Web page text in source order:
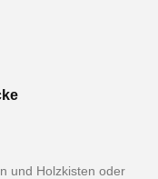
und Holzkisten oder